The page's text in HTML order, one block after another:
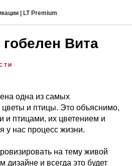
| LT Premium
Вита
одна из самых
и птицы. Это объяснимо,
и птицами, их цветением и
у нас процесс жизни.
на тему живой
дизайне и всегда это будет